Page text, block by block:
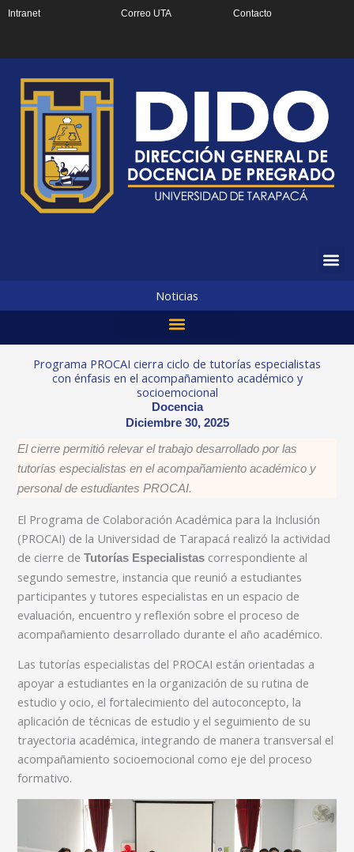
Intranet Correo UTA Contacto
Noticias
Programa PROCAI cierra ciclo de tutorías especialistas
con énfasis en el acompañamiento académico y
socioemocional
Docencia
Diciembre 30, 2025
El cierre permitió relevar el trabajo desarrollado por las
tutorías especialistas en el acompañamiento académico y
personal de estudiantes PROCAI.
El Programa de Colaboración Académica para la Inclusión
(PROCAI) de la Universidad de Tarapacá realizó la actividad
de cierre deTutorías Especialistas correspondiente al
segundo semestre, instancia que reunió a estudiantes
participantes y tutores especialistas en un espacio de
evaluación, encuentro y reflexión sobre el proceso de
acompañamiento desarrollado durante el año académico.
Las tutorías especialistas del PROCAI están orientadas a
apoyar a estudiantes en la organización de su rutina de
estudio y ocio, el fortalecimiento del autoconcepto, la
aplicación de técnicas de estudio y el seguimiento de su
trayectoria académica, integrando de manera transversal el
acompañamiento socioemocional como eje del proceso
formativo.